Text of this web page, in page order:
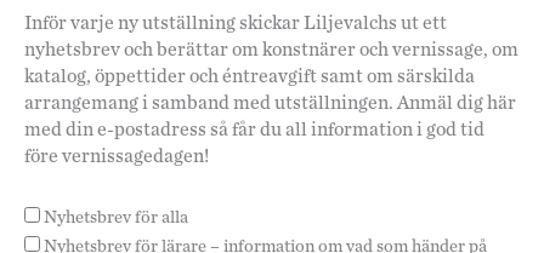
Inför varje ny utställning skickar Liljevalchs ut ett
nyhetsbrev och berättar om konstnärer och vernissage, om
katalog, öppettider och éntreavgift samt om särskilda
arrangemang i samband med utställningen. Anmäl dig här
med din e-postadress så får du all information i god tid
före vernissagedagen!
Nyhetsbrev för alla
Nyhetsbrev för lärare – information om vad som händer på